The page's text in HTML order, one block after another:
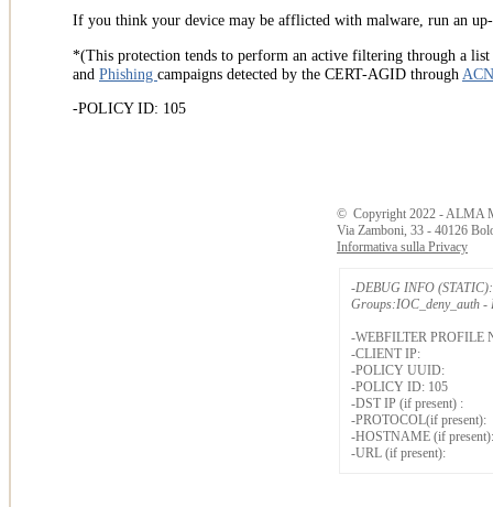
If you think your device may be afflicted with malware, run an
*(This protection tends to perform an active filtering through a
and Phishing campaigns detected by the CERT-AGID through
-POLICY ID: 105
© Copyright 2022 - ALMA
Via Zamboni, 33 - 40126
Informativa sulla Privacy
-DEBUG INFO (STATIC):
Groups:IOC_deny_auth -
-WEBFILTER PROFILE
-CLIENT IP:
-POLICY UUID:
-POLICY ID: 105
-DST IP (if present) :
-PROTOCOL(if present):
-HOSTNAME (if present):
-URL (if present):